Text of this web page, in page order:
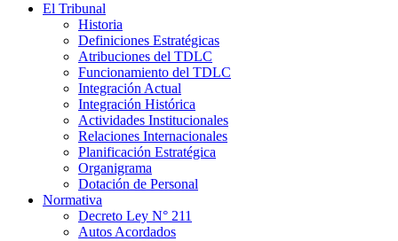
El Tribunal
Historia
Definiciones Estratégicas
Atribuciones del TDLC
Funcionamiento del TDLC
Integración Actual
Integración Histórica
Actividades Institucionales
Relaciones Internacionales
Planificación Estratégica
Organigrama
Dotación de Personal
Normativa
Decreto Ley N° 211
Autos Acordados